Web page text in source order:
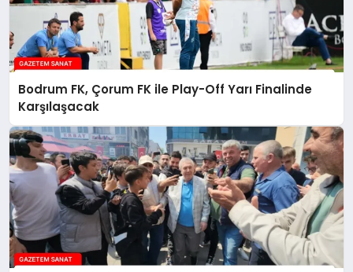
Bodrum FK, Çorum FK ile Play-Off Yarı Finalinde
Karşılaşacak